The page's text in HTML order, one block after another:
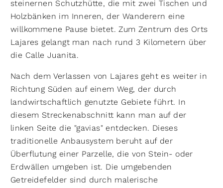
steinernen Schutzhütte, die mit zwei Tischen und
Holzbänken im Inneren, der Wanderern eine
willkommene Pause bietet. Zum Zentrum des Orts
Lajares gelangt man nach rund 3 Kilometern über
die Calle Juanita.
Nach dem Verlassen von Lajares geht es weiter in
Richtung Süden auf einem Weg, der durch
landwirtschaftlich genutzte Gebiete führt. In
diesem Streckenabschnitt kann man auf der
linken Seite die "gavias" entdecken. Dieses
traditionelle Anbausystem beruht auf der
Überflutung einer Parzelle, die von Stein- oder
Erdwällen umgeben ist. Die umgebenden
Getreidefelder sind durch malerische